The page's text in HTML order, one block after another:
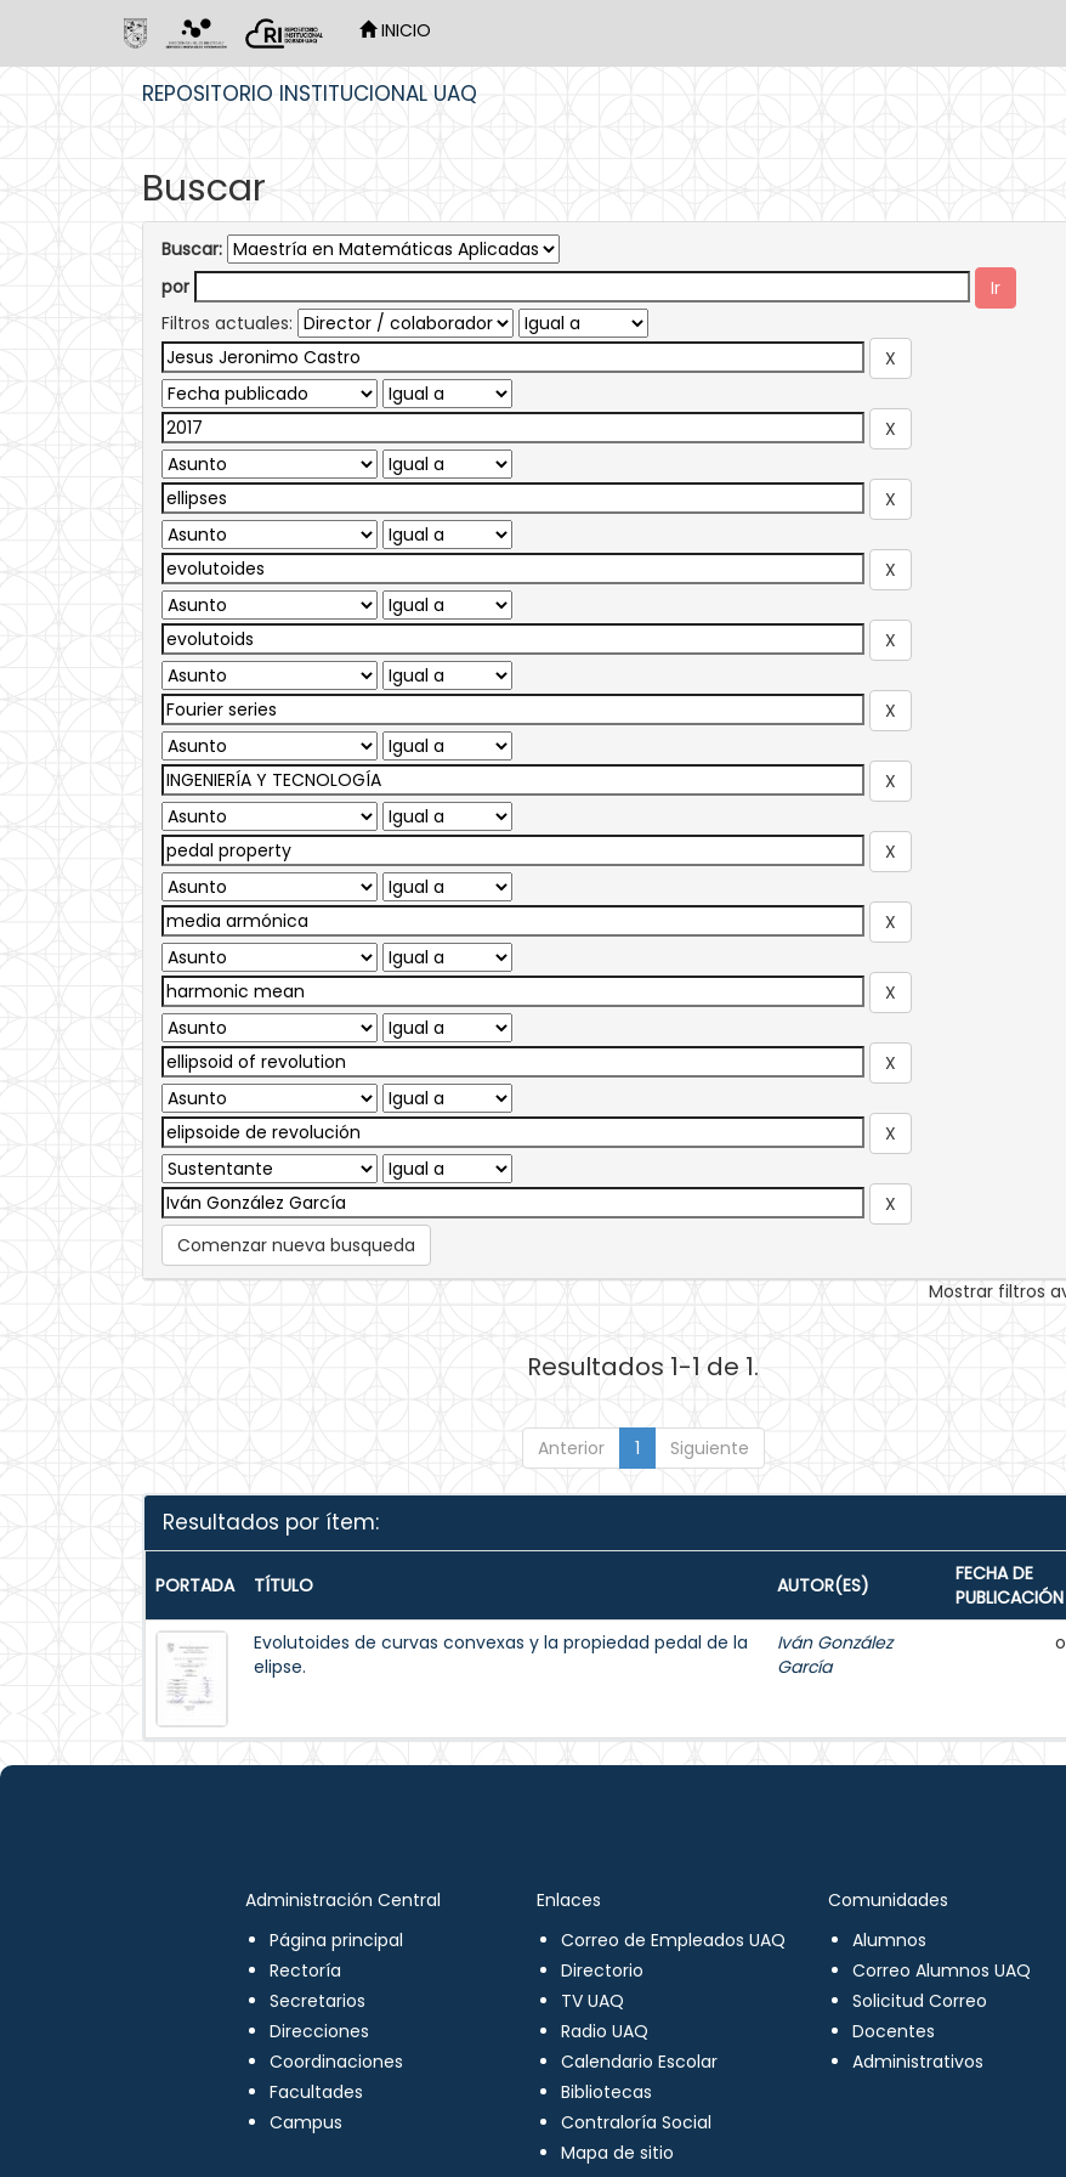
INICIO
REPOSITORIO INSTITUCIONAL UAQ
Buscar
Buscar:
por
Filtros actuales:
Comenzar nueva busqueda
Mostrar filtros
Resultados 1-1 de 1.
Anterior 1 Siguiente
Resultados por ítem:
PORTADA TÍTULO AUTOR(ES)
FECHA DE
PUBLICACIÓN
Evolutoides de curvas convexas y la propiedad pedal de la
elipse.
Iván González
García
Administración Central
Página principal
Rectoría
Secretarios
Direcciones
Coordinaciones
Facultades
Campus
Enlaces
Correo de Empleados UAQ
Directorio
TV UAQ
Radio UAQ
Calendario Escolar
Bibliotecas
Contraloría Social
Mapa de sitio
Comunidades
Alumnos
Correo Alumnos UAQ
Solicitud Correo
Docentes
Administrativos